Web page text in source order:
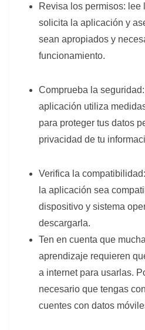
Revisa los permisos: lee
solicita la aplicación y
sean apropiados y
funcionamiento.
Comprueba la
aplicación utiliza
para proteger tus datos
privacidad de tu
Verifica la
la aplicación sea
dispositivo y sistema
descargarla.
Ten en cuenta que
aprendizaje requieren
a internet para usarlas.
necesario que tengas
cuentes con datos